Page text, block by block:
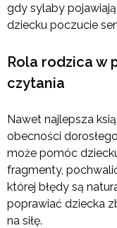
gdy sylaby
dziecku poczucie
Rola rodzica w
czytania
Nawet najlepsza
obecności
może pomóc
fragmenty,
której błędy są
poprawiać dziecka
na siłę.